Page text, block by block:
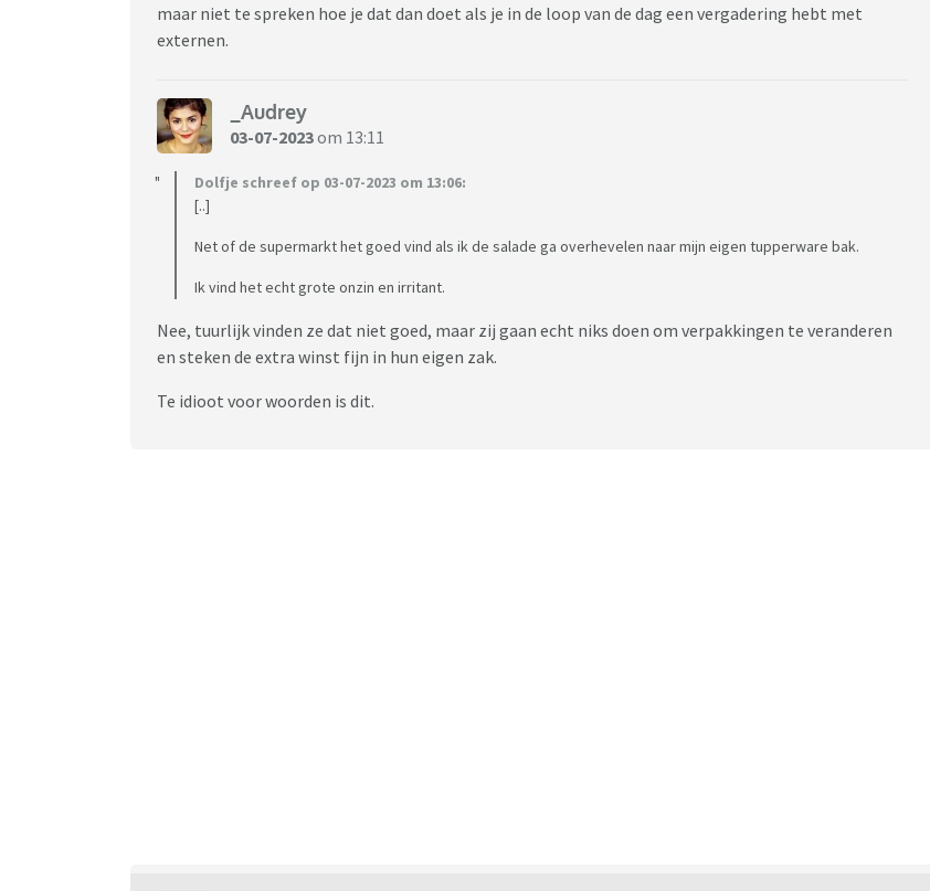
Vanaf 1 juli betalen consumenten extra voor bakjes voorverpakte groente , fruit , noten , salades
Het gaat dus niet om zakjes en wikkels. Voor deze ‘single use verpakkingen’ kunnen supermarkten
heffingen invoeren naar eigen inzicht.
De nieuwe heffing blijft bij supermarkten om te investeren in nieuwe verpakking.
Ik was net bij de Dirk en zij rekenen 50 cent extra voor bijvoorbeeld de Italiaanse salade .
Maar voor de sla , of de verse spinazie voorverpakt in plastic zakken hoef je dan weer niets extra's te
betalen . Dat is toch ook een ‘single use verpakking’ ?
maar niet te spreken hoe je dat dan doet als je in de loop van de dag een vergadering hebt met
externen.
_Audrey
03-07-2023om 13:11
Dolfje schreef op 03-07-2023 om 13:06:
[..]
Net of de supermarkt het goed vind als ik de salade ga overhevelen naar mijn eigen tupperware bak.
Ik vind het echt grote onzin en irritant.
Nee, tuurlijk vinden ze dat niet goed, maar zij gaan echt niks doen om verpakkingen te veranderen
en steken de extra winst fijn in hun eigen zak.
Te idioot voor woorden is dit.